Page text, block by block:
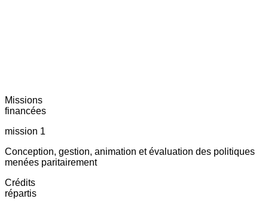
Missions
financées
mission 1
Conception, gestion, animation et évaluation des politiques
menées paritairement
Crédits
répartis